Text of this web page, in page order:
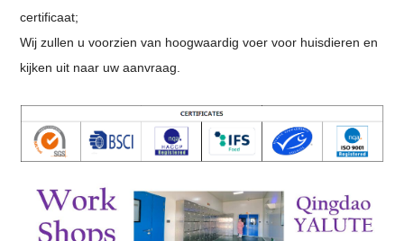
certificaat;
Wij zullen u voorzien van hoogwaardig voer voor huisdieren en
kijken uit naar uw aanvraag.